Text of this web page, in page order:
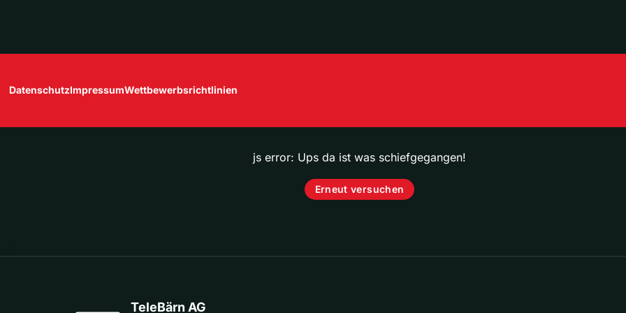
DatenschutzImpressumWettbewerbsrichtlinien
js error: Ups da ist was schiefgegangen!
Erneut versuchen
TeleBärn AG